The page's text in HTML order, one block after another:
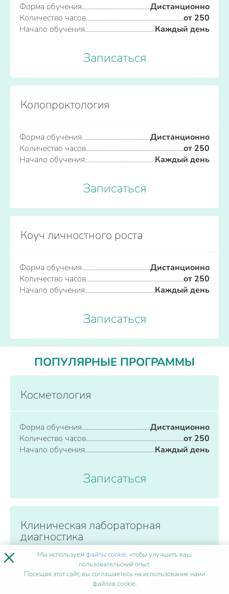
Форма обучения
Дистанционно
Количество часов
от 250
Начало обучения
Каждый день
Записаться
Колопроктология
Форма обучения
Дистанционно
Количество часов
от 250
Начало обучения
Каждый день
Записаться
Коуч личностного роста
Форма обучения
Дистанционно
Количество часов
от 250
Начало обучения
Каждый день
Записаться
ПОПУЛЯРНЫЕ ПРОГРАММЫ
Косметология
Форма обучения
Дистанционно
Количество часов
от 250
Начало обучения
Каждый день
Записаться
Клиническая лабораторная
диагностика
Форма обучения
Количество часов
× Мы используемфайлы cookie, чтобы улучшить ваш
пользовательский опыт.
Посещая этот сайт, вы соглашаетесь на использование нами
файлов cookie.